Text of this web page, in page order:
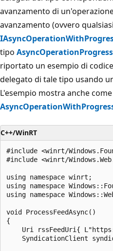
avanzamento di
avanzamento (ovvero
tipo
riportato un esempio di
delegato di tale tipo usando
L'esempio mostra anche
C++/WinRT
#include <winrt/
#include <winrt/
using namespace winrt;
using namespace
using namespace
void ProcessFeedAsync()
{
Uri rssFeedUri{
SyndicationClient